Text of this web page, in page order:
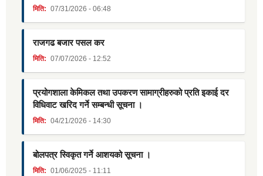
मिति: 07/31/2026 - 06:48
राजगढ बजार पसल कर
मिति: 07/07/2026 - 12:52
प्रयोगशाला केमिकल तथा उपकरण सामाग्रीहरुको प्रति इकाई दर
विधिवाट खरिद गर्ने सम्बन्धी सूचना ।
मिति: 04/21/2026 - 14:30
बोलपत्र स्विकृत गर्ने आशयको सूचना ।
मिति: 01/06/2025 - 11:11